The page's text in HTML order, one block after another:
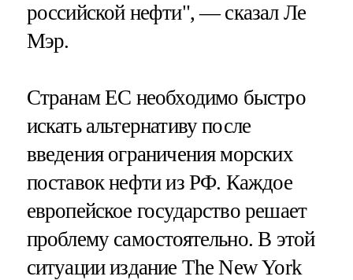
российской нефти", — сказал Ле
Мэр.
Странам ЕС необходимо быстро
искать альтернативу после
введения ограничения морских
поставок нефти из РФ. Каждое
европейское государство решает
проблему самостоятельно. В этой
ситуации издание The New York